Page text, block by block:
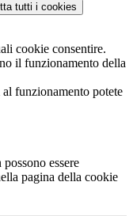
tutti i cookies
cookie consentire.
il funzionamento della
funzionamento potete
essere
pagina della cookie